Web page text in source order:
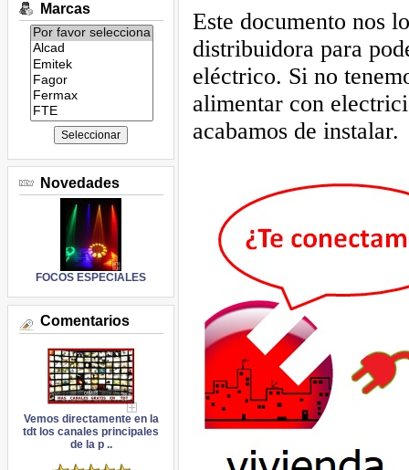
Marcas
Listado
de
marcas:
Novedades
FOCOS ESPECIALES
Comentarios
Vemos directamente en la
tdt los canales principales
de la p ..
Este documento nos
distribuidora para
eléctrico. Si no
alimentar con
acabamos de instalar.